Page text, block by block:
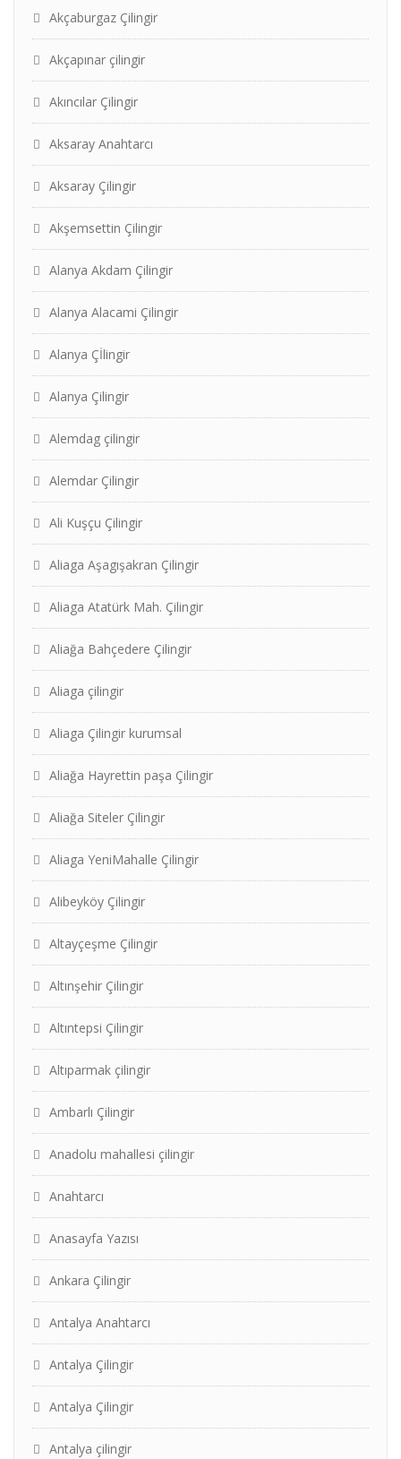
Akçaburgaz Çilingir
Akçapınar çilingir
Akıncılar Çilingir
Aksaray Anahtarcı
Aksaray Çilingir
Akşemsettin Çilingir
Alanya Akdam Çilingir
Alanya Alacami Çilingir
Alanya Çİlingir
Alanya Çilingir
Alemdag çilingir
Alemdar Çilingir
Ali Kuşçu Çilingir
Aliaga Aşagışakran Çilingir
Aliaga Atatürk Mah. Çilingir
Aliağa Bahçedere Çilingir
Aliaga çilingir
Aliaga Çilingir kurumsal
Aliağa Hayrettin paşa Çilingir
Aliağa Siteler Çilingir
Aliaga YeniMahalle Çilingir
Alibeyköy Çilingir
Altayçeşme Çilingir
Altınşehir Çilingir
Altıntepsi Çilingir
Altıparmak çilingir
Ambarlı Çilingir
Anadolu mahallesi çilingir
Anahtarcı
Anasayfa Yazısı
Ankara Çilingir
Antalya Anahtarcı
Antalya Çilingir
Antalya Çilingir
Antalya çilingir